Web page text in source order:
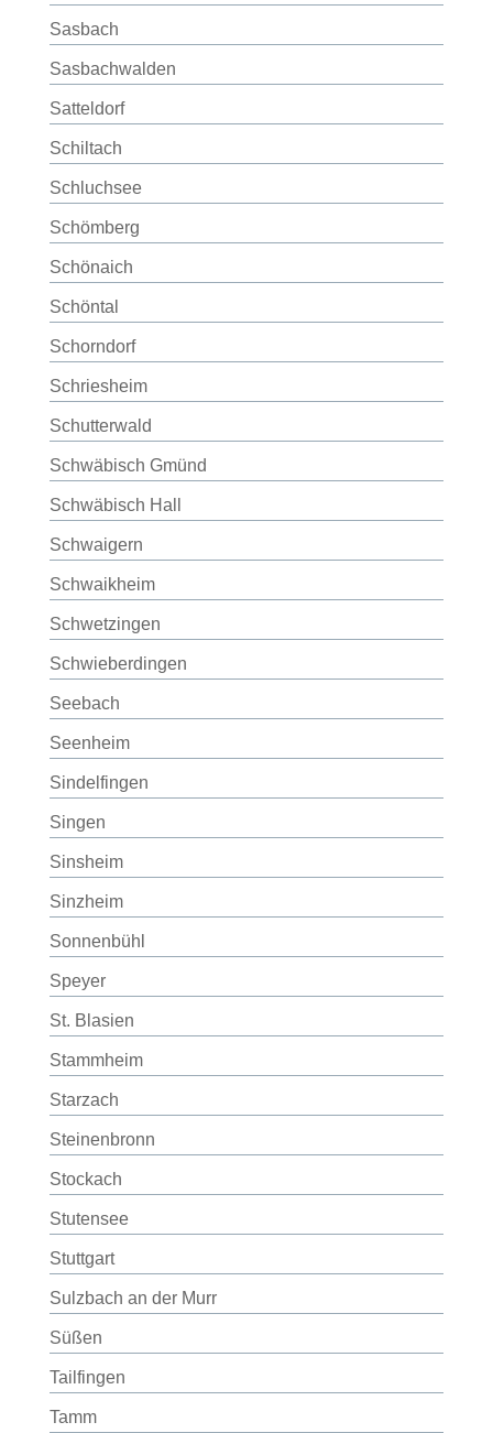
Sasbach
Sasbachwalden
Satteldorf
Schiltach
Schluchsee
Schömberg
Schönaich
Schöntal
Schorndorf
Schriesheim
Schutterwald
Schwäbisch Gmünd
Schwäbisch Hall
Schwaigern
Schwaikheim
Schwetzingen
Schwieberdingen
Seebach
Seenheim
Sindelfingen
Singen
Sinsheim
Sinzheim
Sonnenbühl
Speyer
St. Blasien
Stammheim
Starzach
Steinenbronn
Stockach
Stutensee
Stuttgart
Sulzbach an der Murr
Süßen
Tailfingen
Tamm